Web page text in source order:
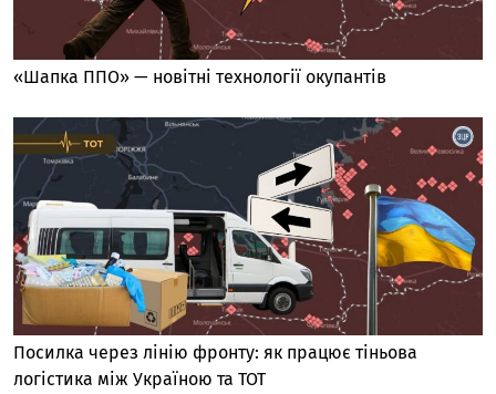
«Шапка ППО» — новітні технології окупантів
Посилка через лінію фронту: як працює тіньова
логістика між Україною та ТОТ